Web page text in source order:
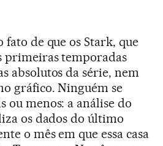
fato de que os Stark, que
primeiras temporadas
absolutos da série, nem
gráfico. Ninguém se
ou menos: a análise do
os dados do último
o mês em que essa casa